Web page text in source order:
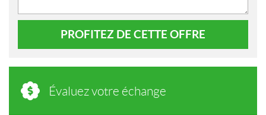
PROFITEZ DE CETTE OFFRE
Évaluez votre échange